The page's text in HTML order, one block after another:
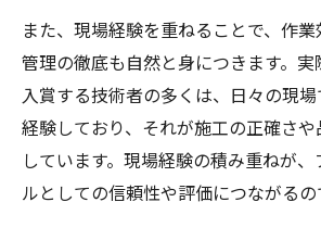
防水工事業界で注目の施工
防水工事新基準に適応する
防水工事における施工力の
方
防水工事技術者が選ばれる理由
防水工事技術者が信頼され
また、現場経験を重ねることで、作
管理の徹底も自然と身につきます。
入賞する技術者の多くは、日々の現
経験しており、それが施工の正確さ
しています。現場経験の積み重ねが
ルとしての信頼性や評価につながるの